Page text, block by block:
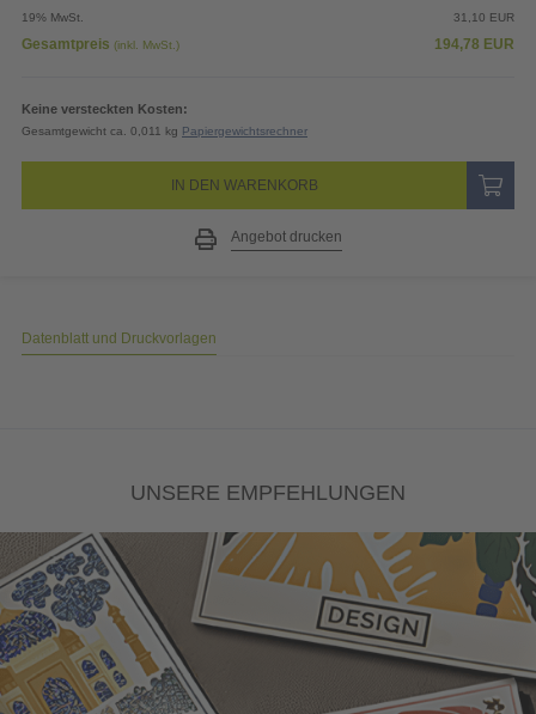
19% MwSt. 31,10 EUR
Gesamtpreis (inkl. MwSt.) 194,78 EUR
Keine versteckten Kosten:
Gesamtgewicht ca. 0,011 kg Papiergewichtsrechner
IN DEN WARENKORB
Angebot drucken
Datenblatt und Druckvorlagen
UNSERE EMPFEHLUNGEN